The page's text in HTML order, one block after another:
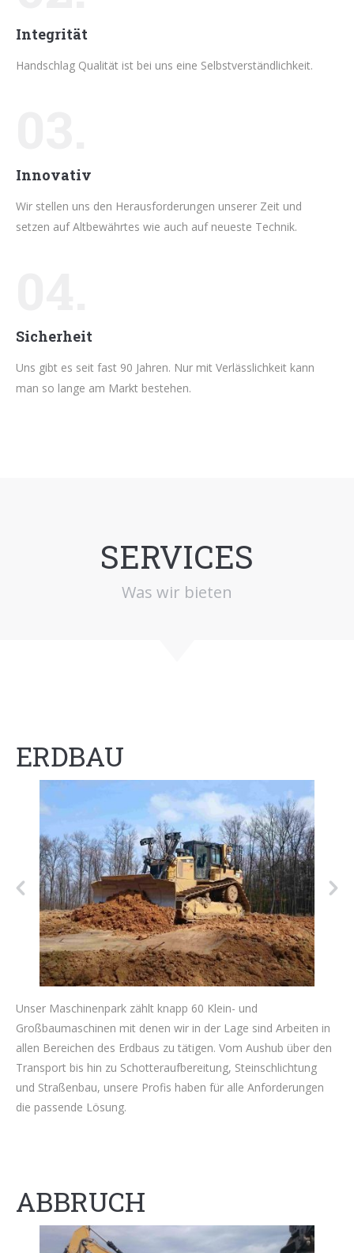
Integrität
Handschlag Qualität ist bei uns eine Selbstverständlichkeit.
Innovativ
Wir stellen uns den Herausforderungen unserer Zeit und
setzen auf Altbewährtes wie auch auf neueste Technik.
Sicherheit
Uns gibt es seit fast 90 Jahren. Nur mit Verlässlichkeit kann
man so lange am Markt bestehen.
SERVICES
Was wir bieten
ERDBAU
Unser Maschinenpark zählt knapp 60 Klein- und
Großbaumaschinen mit denen wir in der Lage sind Arbeiten in
allen Bereichen des Erdbaus zu tätigen. Vom Aushub über den
Transport bis hin zu Schotteraufbereitung, Steinschlichtung
und Straßenbau, unsere Profis haben für alle Anforderungen
die passende Lösung.
ABBRUCH